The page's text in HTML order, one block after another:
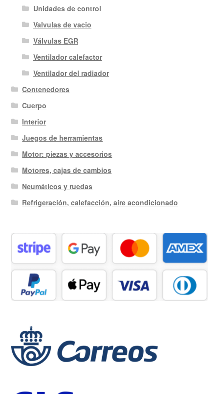
Unidades de control
Valvulas de vacio
Válvulas EGR
Ventilador calefactor
Ventilador del radiador
Contenedores
Cuerpo
Interior
Juegos de herramientas
Motor: piezas y accesorios
Motores, cajas de cambios
Neumáticos y ruedas
Refrigeración, calefacción, aire acondicionado